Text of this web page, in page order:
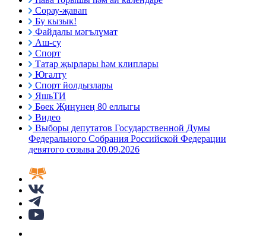
Сорау-җавап
Бу кызык!
Файдалы мәгълүмат
Аш-су
Спорт
Татар җырлары һәм клиплары
Югалту
Спорт йолдызлары
ЯшьТИ
Бөек Җиңүнең 80 еллыгы
Видео
Выборы депутатов Государственной Думы
Федерального Собрания Российской Федерации
девятого созыва 20.09.2026